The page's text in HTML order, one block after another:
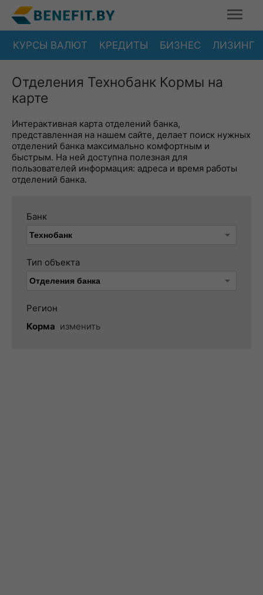
КУРСЫ ВАЛЮТ КРЕДИТЫ БИЗНЕС ЛИЗИНГ
Отделения Технобанк Кормы на
карте
Интерактивная карта отделений банка,
представленная на нашем сайте, делает поиск нужных
отделений банка максимально комфортным и
быстрым. На ней доступна полезная для
пользователей информация: адреса и время работы
отделений банка.
Банк
Тип объекта
Регион
Корма изменить